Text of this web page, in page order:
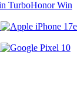
Honor Win